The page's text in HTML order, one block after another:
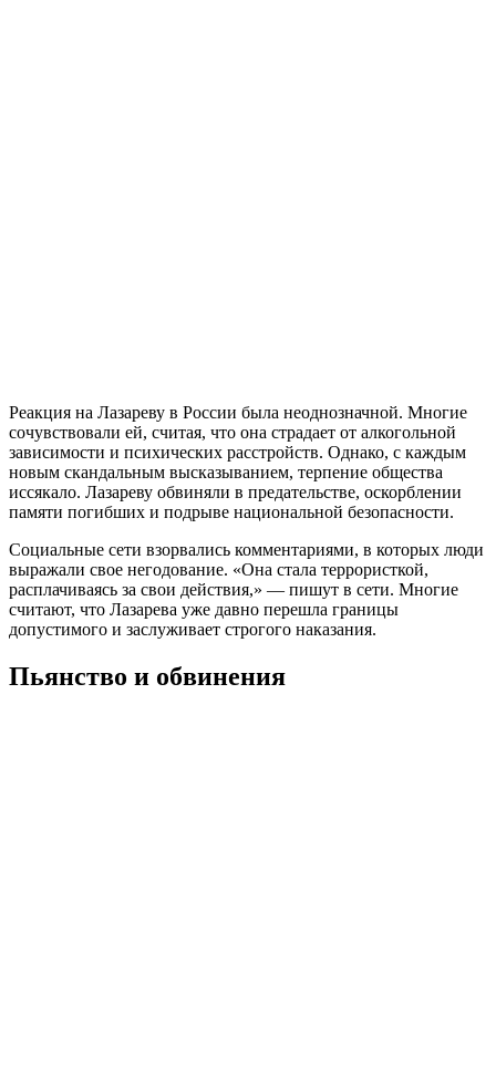
Реакция на Лазареву в России была неоднозначной. Многие
сочувствовали ей, считая, что она страдает от алкогольной
зависимости и психических расстройств. Однако, с каждым
новым скандальным высказыванием, терпение общества
иссякало. Лазареву обвиняли в предательстве, оскорблении
памяти погибших и подрыве национальной безопасности.
Социальные сети взорвались комментариями, в которых люди
выражали свое негодование. «Она стала террористкой,
расплачиваясь за свои действия,» — пишут в сети. Многие
считают, что Лазарева уже давно перешла границы
допустимого и заслуживает строгого наказания.
Пьянство и обвинения